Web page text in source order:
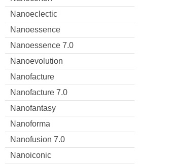
Nanoeclectic
Nanoessence
Nanoessence 7.0
Nanoevolution
Nanofacture
Nanofacture 7.0
Nanofantasy
Nanoforma
Nanofusion 7.0
Nanoiconic